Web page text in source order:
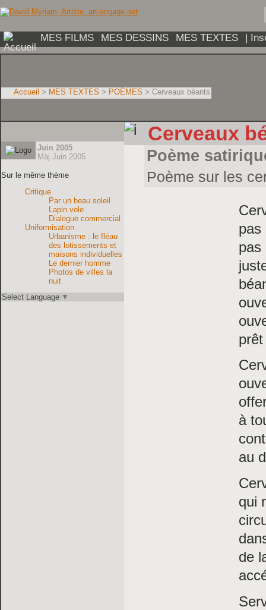
Juin 2005
Màj Juin 2005
Sur le même thème
Critique
Par un beau soleil
Lapin vole
Dialogue commercial
Uniformisation
Urbanisme : le fléau
des lotissements et
maisons individuelles
Le dernier homme
Photos de villes la
nuit
Select Language ▼
Cerveaux
Poème
Poème sur les
pas
pas
à
au
qui
de
Accueil > MES TEXTES > POÈMES > Cerveaux béants
MES FILMS MES DESSINS MES TEXTES |